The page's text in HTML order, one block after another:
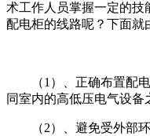
术工作人员掌握一定的技
配电柜的线路呢？下面就
（1）、正确布置配
同室内的高低压电气设备
（2）、避免受外部